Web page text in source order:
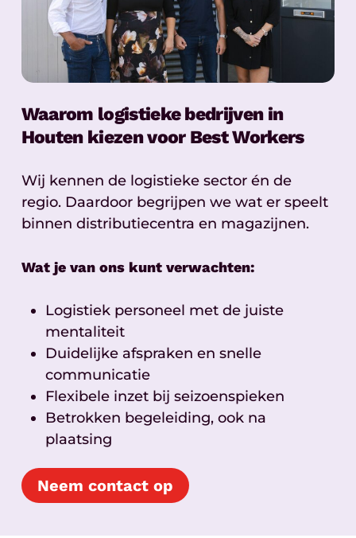
Waarom logistieke bedrijven in
Houten kiezen voor Best Workers
Wij kennen de logistieke sector én de
regio. Daardoor begrijpen we wat er speelt
binnen distributiecentra en magazijnen.
Wat je van ons kunt verwachten:
Logistiek personeel met de juiste
mentaliteit
Duidelijke afspraken en snelle
communicatie
Flexibele inzet bij seizoenspieken
Betrokken begeleiding, ook na
plaatsing
Neem contact op